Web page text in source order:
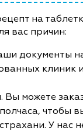
на
вас причин:
документы
Вы можете
чтобы
У нас